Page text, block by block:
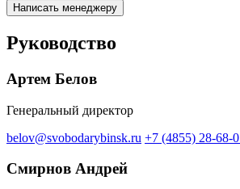
Написать менеджеру
Руководство
Артем Белов
Генеральный директор
belov@svobodarybinsk.ru +7 (4855) 28-68-
Смирнов Андрей